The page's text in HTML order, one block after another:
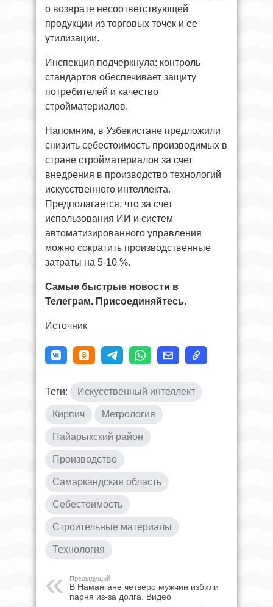
о возврате несоответствующей
продукции из торговых точек и ее
утилизации.
Инспекция подчеркнула: контроль
стандартов обеспечивает защиту
потребителей и качество
стройматериалов.
Напомним, в Узбекистане предложили
снизить себестоимость производимых в
стране стройматериалов за счет
внедрения в производство технологий
искусственного интеллекта.
Предполагается, что за счет
использования ИИ и систем
автоматизированного управления
можно сократить производственные
затраты на 5-10 %.
Самые быстрые новости в
Телеграм. Присоединяйтесь.
Источник
Теги: Искусственный интеллект
Кирпич Метрология
Пайарыкский район
Производство
Самаркандская область
Себестоимость
Строительные материалы
Технология
Предыдущий
В Намангане четверо мужчин избили
парня из-за долга. Видео